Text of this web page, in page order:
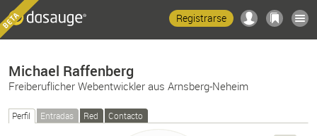
Registrarse
Michael Raffenberg
Freiberuflicher Webentwickler aus Arnsberg-Neheim
Perfil Entradas Red Contacto